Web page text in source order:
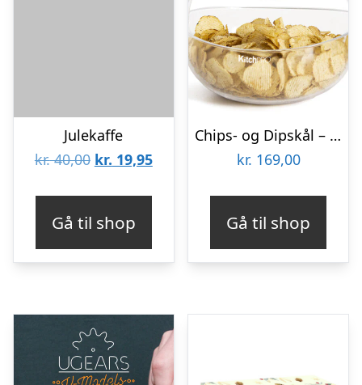
Julekaffe
kr.40,00 Den
kr. 40,00.
kr. 19,95Den
kr. 19,95.
Gå til shop
Chips- og Dipskål – KitchPro
kr. 169,00
Gå til shop